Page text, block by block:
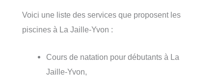
Voici une liste des services que proposent les
piscines à La Jaille-Yvon :
Cours de natation pour débutants à La
Jaille-Yvon,